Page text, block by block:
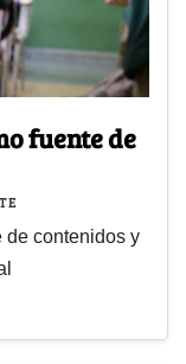
fuente de
de contenidos y